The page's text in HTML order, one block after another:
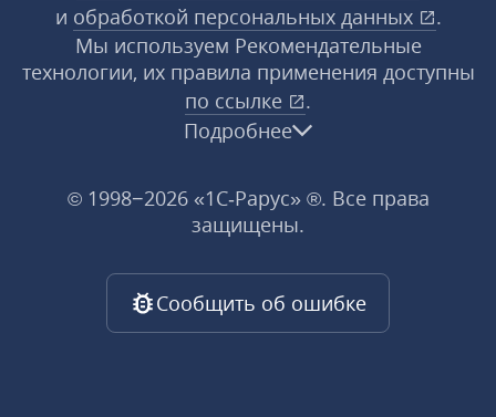
и обработкой персональных данных
.
Мы используем Рекомендательные
технологии, их правила применения доступны
по ссылке
.
Подробнее
© 1998−2026 «1С‑Рарус» ®. Все права
защищены.
Сообщить об ошибке